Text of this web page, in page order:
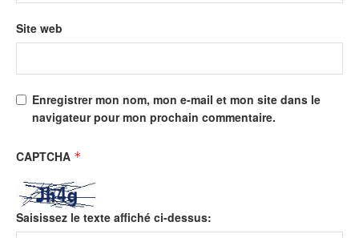
Site web
Enregistrer mon nom, mon e-mail et mon site dans le
navigateur pour mon prochain commentaire.
CAPTCHA *
Saisissez le texte affiché ci-dessus: